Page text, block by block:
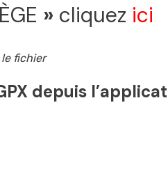
» cliquez ici
fichier
depuis